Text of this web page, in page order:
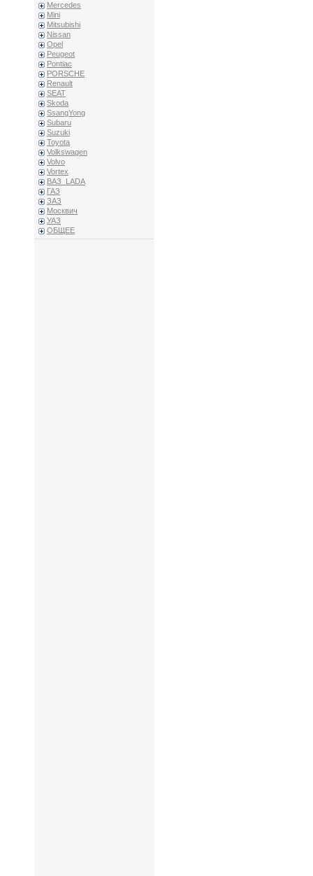
Mercedes
Mini
Mitsubishi
Nissan
Opel
Peugeot
Pontiac
PORSCHE
Renault
SEAT
Skoda
SsangYong
Subaru
Suzuki
Toyota
Volkswagen
Volvo
Vortex
ВАЗ_LADA
ГАЗ
ЗАЗ
Москвич
УАЗ
ОБЩЕЕ